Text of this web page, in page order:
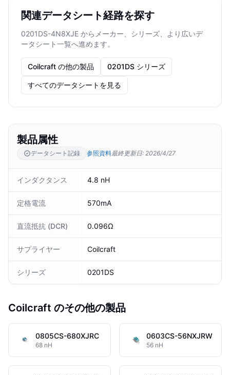
関連データシート経路を探す
0201DS-4N8XJE からメーカー、シリーズ、より広いデ
ータシート一覧へ進めます。
Coilcraft の他の製品 0201DS シリーズ
すべてのデータシートを見る
製品属性
データシート記録 参照資料最終更新日: 2026/4/27
インダクタンス 4.8 nH
定格電流 570mA
直流抵抗 (DCR) 0.096Ω
サプライヤー Coilcraft
シリーズ 0201DS
Coilcraft のその他の製品
0805CS-680XJRC
68 nH
0603CS-56NXJRW
56 nH